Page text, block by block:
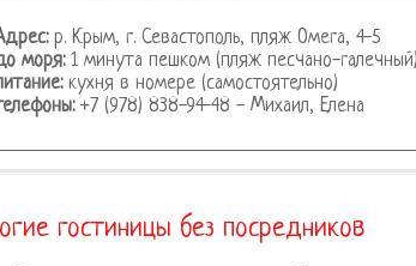
р. Крым, г. Севастополь, пляж Омега, 4-5
моря:1 минута пешком (пляж песчано-галечный)
кухня в номере (самостоятельно)
+7 (978) 838-94-48 - Михаил, Елена
гостиницы без посредников